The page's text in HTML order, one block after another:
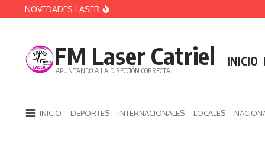
Saltar al contenido
NOVEDADES LASER
Brasil retira a su embajador en Argentina
FM Laser Catriel
APUNTANDO A LA DIRECCIÓN CORRECTA
INICIO
INICIO DEPORTES INTERNACIONALES LOCALES